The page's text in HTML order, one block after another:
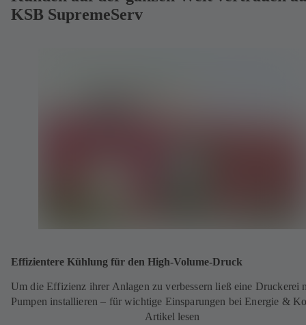
KSB SupremeServ
Effizientere Kühlung für den High-Volume-Druck
Um die Effizienz ihrer Anlagen zu verbessern ließ eine Druckerei
Pumpen installieren – für wichtige Einsparungen bei Energie &
Artikel lesen